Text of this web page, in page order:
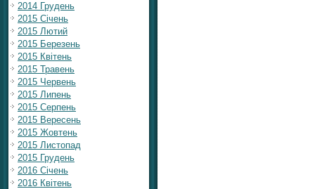
2014 Грудень
2015 Січень
2015 Лютий
2015 Березень
2015 Квітень
2015 Травень
2015 Червень
2015 Липень
2015 Серпень
2015 Вересень
2015 Жовтень
2015 Листопад
2015 Грудень
2016 Січень
2016 Квітень